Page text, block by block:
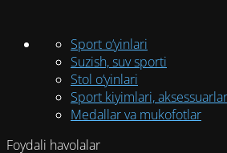
Sport o‘yinlari
Suzish, suv sporti
Stol o‘yinlari
Sport kiyimlari, aksessuarlar
Medallar va mukofotlar
Foydali havolalar